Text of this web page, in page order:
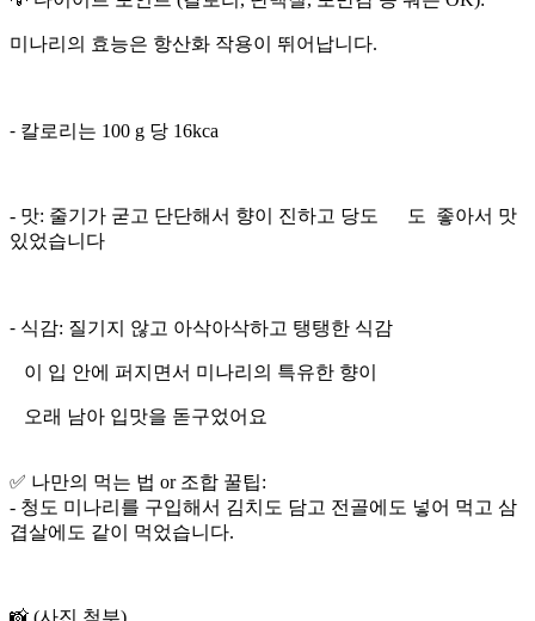
미나리의 효능은 항산화 작용이 뛰어납니다.
⁃ 칼로리는 100 g 당 16kca
- 맛: 줄기가 굳고 단단해서 향이 진하고 당도 도 좋아서 맛
있었습니다
⁃ 식감: 질기지 않고 아삭아삭하고 탱탱한 식감
이 입 안에 퍼지면서 미나리의 특유한 향이
오래 남아 입맛을 돋구었어요
✅ 나만의 먹는 법 or 조합 꿀팁:
- 청도 미나리를 구입해서 김치도 담고 전골에도 넣어 먹고 삼
겹살에도 같이 먹었습니다.
📸 (사진 첨부)